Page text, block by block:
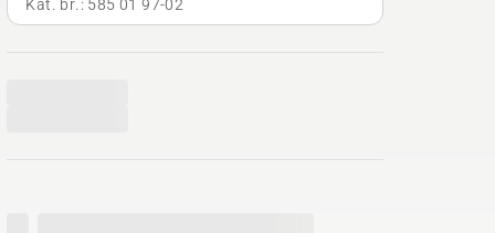
Kat. br.: 585 01 97‑02